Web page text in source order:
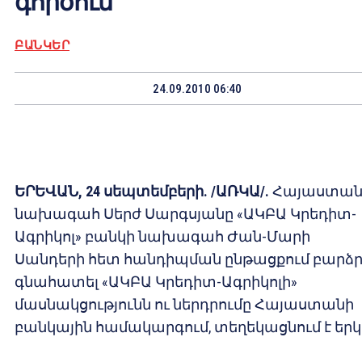
ԲԱՆԿԵՐ
24.09.2010 06:40
ԵՐԵՎԱՆ, 24 սեպտեմբերի. /ԱՌԿԱ/.
նախագահ Սերժ Սարգսյանը «ԱԿԲԱ Կրեդիտ-
Ագրիկոլ» բանկի նախագահ Ժան-Մարի
Սանդերի հետ հանդիպման ընթացքում բարձր
գնահատել «ԱԿԲԱ Կրեդիտ-Ագրիկոլի»
մասնակցությունն ու ներդրումը Հայաստանի
բանկային համակարգում, տեղեկացնում է